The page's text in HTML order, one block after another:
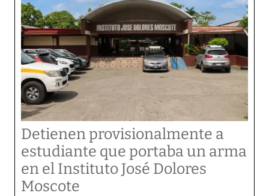
Detienen provisionalmente a
estudiante que portaba un arma
en el Instituto José Dolores
Moscote